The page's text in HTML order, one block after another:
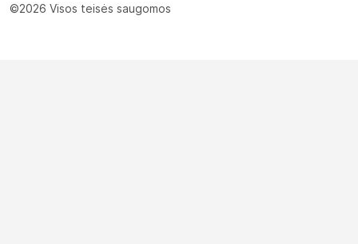
©2026 Visos teisės saugomos